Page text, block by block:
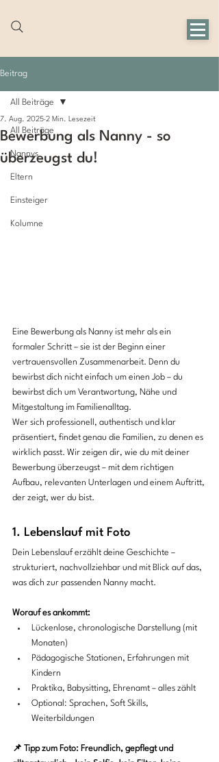
Beitrag
All Beiträge
Nannys
Eltern
Einsteiger
Kolumne
All Beiträge
Bewerbung als Nanny - so
überzeugst du!
7. Aug. 2025 2 Min. Lesezeit
Eine Bewerbung als Nanny ist mehr als ein
formaler Schritt – sie ist der Beginn einer
vertrauensvollen Zusammenarbeit. Denn du
bewirbst dich nicht einfach um einen Job – du
bewirbst dich um Verantwortung, Nähe und
Mitgestaltung im Familienalltag.
Wer sich professionell, authentisch und klar
präsentiert, findet genau die Familien, zu denen es
wirklich passt. Wir zeigen dir, wie du mit deiner
Bewerbung überzeugst – mit dem richtigen
Aufbau, relevanten Unterlagen und einem Auftritt,
der zeigt, wer du bist.
1. Lebenslauf mit Foto
Dein Lebenslauf erzählt deine Geschichte –
strukturiert, nachvollziehbar und mit Blick auf das,
was dich zur passenden Nanny macht.
Worauf es ankommt:
Lückenlose, chronologische Darstellung (mit
Monaten)
Pädagogische Stationen, Erfahrungen mit
Kindern
Praktika, Babysitting, Ehrenamt – alles zählt
Optional: Sprachen, Soft Skills,
Weiterbildungen
📌 Tipp zum Foto: Freundlich, gepflegt und